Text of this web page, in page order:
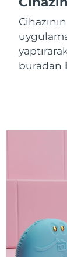
buradan